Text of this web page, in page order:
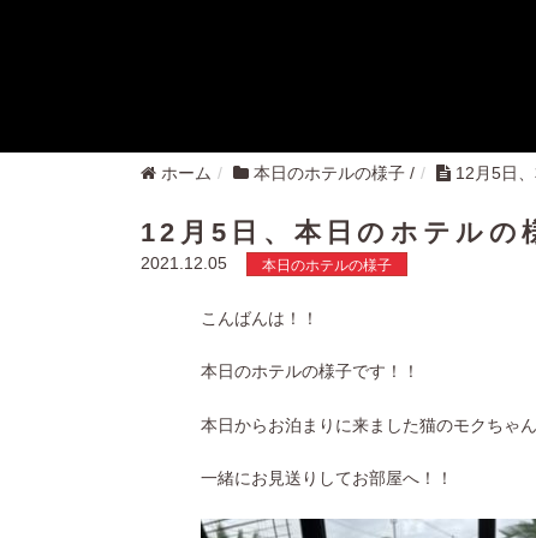
ホーム 本日のホテルの様子 / 12月5日
12月5日、本日のホテルの
2021.12.05 本日のホテルの様子
こんばんは！！
本日のホテルの様子です！！
本日からお泊まりに来ました猫のモクちゃん
一緒にお見送りしてお部屋へ！！